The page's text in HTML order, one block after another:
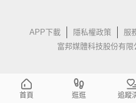
APP下載 隱私權政策 服
富邦媒體科技股份有
首頁 逛逛 追蹤